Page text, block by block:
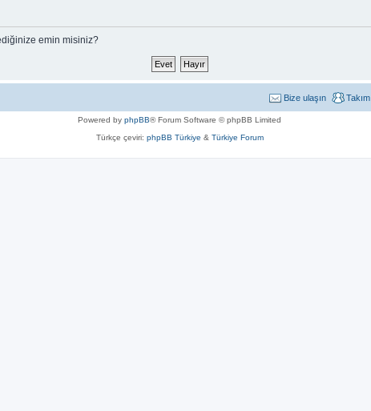
emin misiniz?
Takım
Bize ulaşın
Powered by phpBB® Forum Software © phpBB Limited
Türkçe çeviri: phpBB Türkiye & Türkiye Forum